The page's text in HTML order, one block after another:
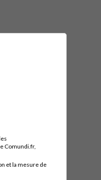
Comundi.fr,
et la mesure de